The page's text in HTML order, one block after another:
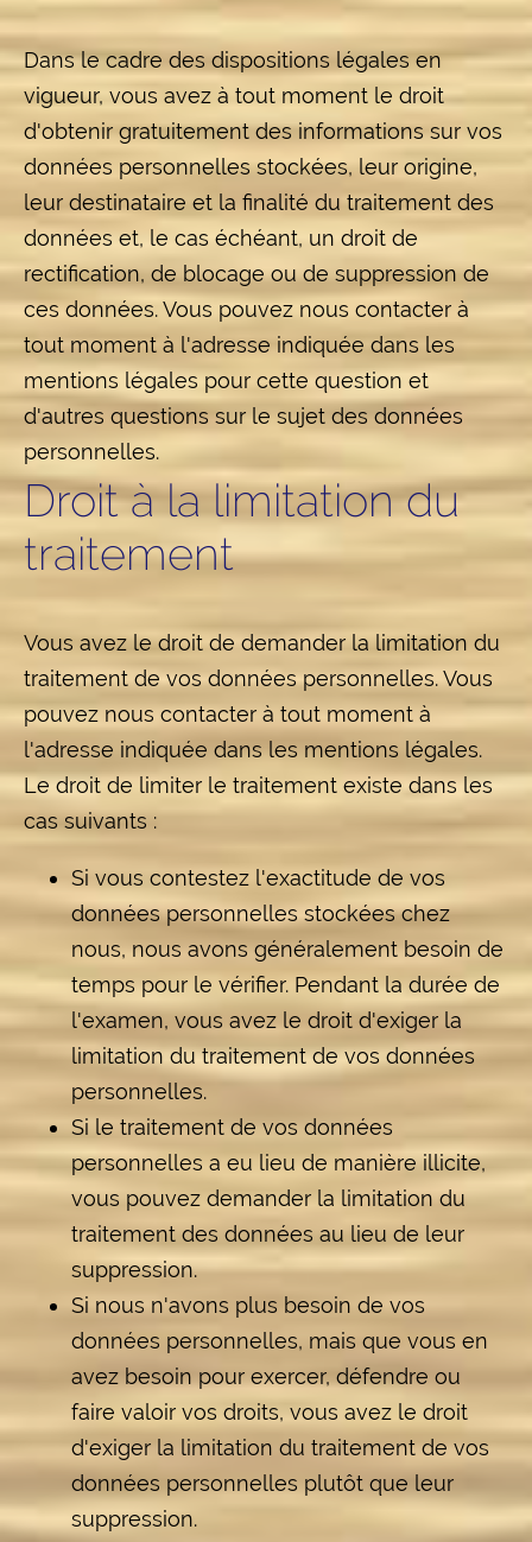
Dans le cadre des dispositions légales en
vigueur, vous avez à tout moment le droit
d'obtenir gratuitement des informations sur vos
données personnelles stockées, leur origine,
leur destinataire et la finalité du traitement des
données et, le cas échéant, un droit de
rectification, de blocage ou de suppression de
ces données. Vous pouvez nous contacter à
tout moment à l'adresse indiquée dans les
mentions légales pour cette question et
d'autres questions sur le sujet des données
personnelles.
Droit à la limitation du
traitement
Vous avez le droit de demander la limitation du
traitement de vos données personnelles. Vous
pouvez nous contacter à tout moment à
l'adresse indiquée dans les mentions légales.
Le droit de limiter le traitement existe dans les
cas suivants :
Si vous contestez l'exactitude de vos
données personnelles stockées chez
nous, nous avons généralement besoin de
temps pour le vérifier. Pendant la durée de
l'examen, vous avez le droit d'exiger la
limitation du traitement de vos données
personnelles.
Si le traitement de vos données
personnelles a eu lieu de manière illicite,
vous pouvez demander la limitation du
traitement des données au lieu de leur
suppression.
Si nous n'avons plus besoin de vos
données personnelles, mais que vous en
avez besoin pour exercer, défendre ou
faire valoir vos droits, vous avez le droit
d'exiger la limitation du traitement de vos
données personnelles plutôt que leur
suppression.